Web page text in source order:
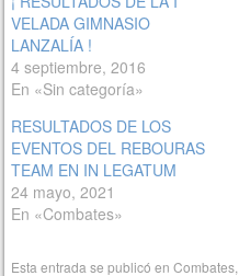
VELADA GIMNASIO
LANZALÍA !
4 septiembre, 2016
En «Sin categoría»
RESULTADOS DE LOS
EVENTOS DEL REBOURAS
TEAM EN IN LEGATUM
24 mayo, 2021
En «Combates»
Esta entrada se publicó enCombates